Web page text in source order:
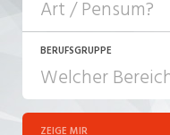
JOB-TYP
Festanstellung
BERUFSGRUPPE
ZEIGE MIR